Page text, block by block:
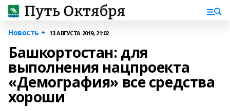
Новость + 13 АВГУСТА 2019, 21:02
Башкортостан: для
выполнения нацпроекта
«Демография» все средства
хороши